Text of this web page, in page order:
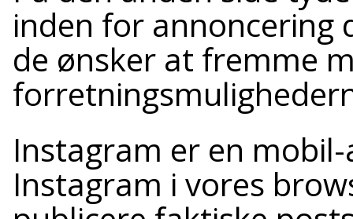
inden for annoncering
de ønsker at fremme
Instagram er en mobil-
Instagram i vores